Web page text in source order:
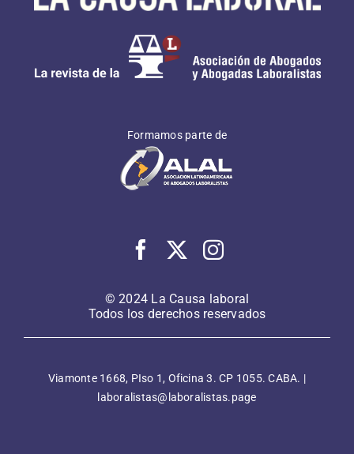
Formamos parte de
© 2024 La Causa laboral
Todos los derechos reservados
Viamonte 1668, PIso 1, Oficina 3. CP 1055. CABA. |
laboralistas@laboralistas.page